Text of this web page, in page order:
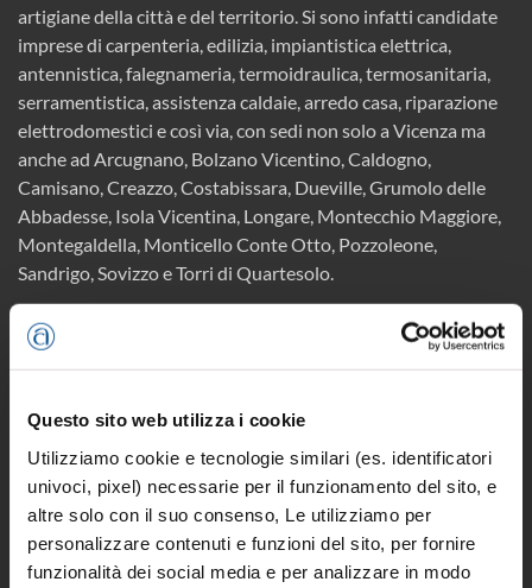
Questo sito web utilizza i cookie
Utilizziamo cookie e tecnologie similari (es. identificatori
univoci, pixel) necessarie per il funzionamento del sito, e
altre solo con il suo consenso, Le utilizziamo per
personalizzare contenuti e funzioni del sito, per fornire
funzionalità dei social media e per analizzare in modo
artigiane della città e del territorio. Si sono infatti candidate
imprese di carpenteria, edilizia, impiantistica elettrica,
antennistica, falegnameria, termoidraulica, termosanitaria,
serramentistica, assistenza caldaie, arredo casa, riparazione
elettrodomestici e così via, con sedi non solo a Vicenza ma
anche ad Arcugnano, Bolzano Vicentino, Caldogno,
Camisano, Creazzo, Costabissara, Dueville, Grumolo delle
Abbadesse, Isola Vicentina, Longare, Montecchio Maggiore,
Montegaldella, Monticello Conte Otto, Pozzoleone,
Sandrigo, Sovizzo e Torri di Quartesolo.
IL MANDAMENTO DI MALO IN
Prima che entrasse in scena la campagna vaccinale, la Giunta
del Mandamento Confartigianato di Malo ha voluto cogliere
l’appello divulgato dall’Ipab “Muzan”, donando 1.000 euro per
le protezioni indispensabili a prevenire il contagio in un
momento in cui, nella situazione di grande difficoltà a causa